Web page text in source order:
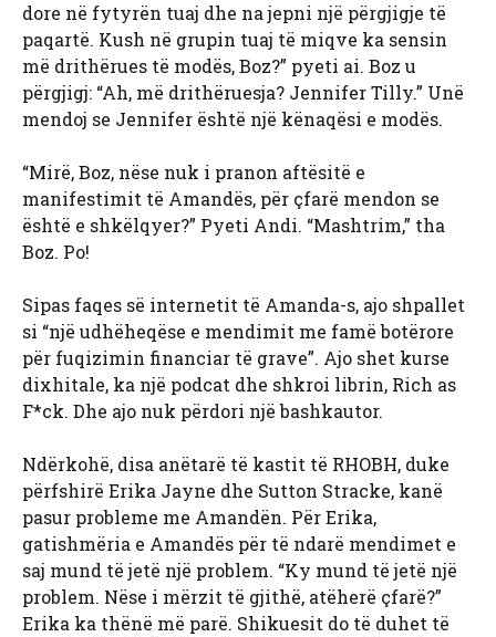
dore në fytyrën tuaj dhe na jepni një përgjigje të
paqartë. Kush në grupin tuaj të miqve ka sensin
më drithërues të modës, Boz?” pyeti ai. Boz u
përgjigj: “Ah, më drithëruesja? Jennifer Tilly.” Unë
mendoj se Jennifer është një kënaqësi e modës.
“Mirë, Boz, nëse nuk i pranon aftësitë e
manifestimit të Amandës, për çfarë mendon se
është e shkëlqyer?” Pyeti Andi. “Mashtrim,” tha
Boz. Po!
Sipas faqes së internetit të Amanda-s, ajo shpallet
si “një udhëheqëse e mendimit me famë botërore
për fuqizimin financiar të grave”. Ajo shet kurse
dixhitale, ka një podcat dhe shkroi librin, Rich as
F*ck. Dhe ajo nuk përdori një bashkautor.
Ndërkohë, disa anëtarë të kastit të RHOBH, duke
përfshirë Erika Jayne dhe Sutton Stracke, kanë
pasur probleme me Amandën. Për Erika,
gatishmëria e Amandës për të ndarë mendimet e
saj mund të jetë një problem. “Ky mund të jetë një
problem. Nëse i mërzit të gjithë, atëherë çfarë?”
Erika ka thënë më parë. Shikuesit do të duhet të